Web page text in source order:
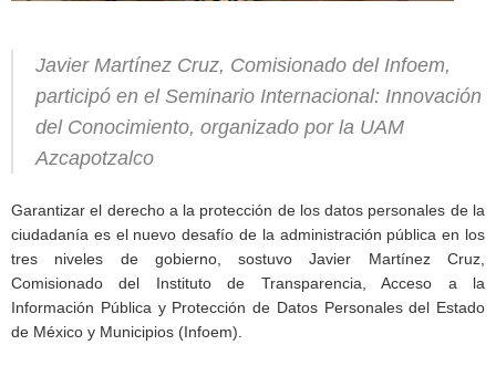
Javier Martínez Cruz, Comisionado del Infoem,
participó en el Seminario Internacional: Innovación
del Conocimiento, organizado por la UAM
Azcapotzalco
Garantizar el derecho a la protección de los datos personales de la
ciudadanía es el nuevo desafío de la administración pública en los
tres niveles de gobierno, sostuvo Javier Martínez Cruz,
Comisionado del Instituto de Transparencia, Acceso a la
Información Pública y Protección de Datos Personales del Estado
de México y Municipios (Infoem).